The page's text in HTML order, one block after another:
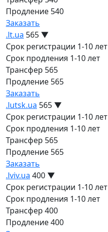
Продление 540
Заказать
.lt.ua 565 ▼
Срок регистрации 1-10 лет
Срок продления 1-10 лет
Трансфер 565
Продление 565
Заказать
.lutsk.ua 565 ▼
Срок регистрации 1-10 лет
Срок продления 1-10 лет
Трансфер 565
Продление 565
Заказать
.lviv.ua 400 ▼
Срок регистрации 1-10 лет
Срок продления 1-10 лет
Трансфер 400
Продление400